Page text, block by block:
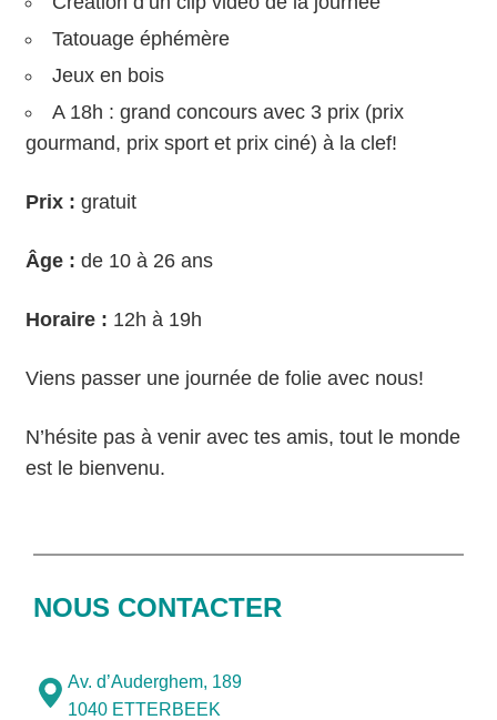
Tatouage éphémère
Jeux en bois
A 18h : grand concours avec 3 prix (prix
gourmand, prix sport et prix ciné) à la clef!
Prix : gratuit
Âge : de 10 à 26 ans
Horaire : 12h à 19h
Viens passer une journée de folie avec nous!
N’hésite pas à venir avec tes amis, tout le monde
est le bienvenu.
NOUS CONTACTER
Av. d’Auderghem, 189
1040 ETTERBEEK